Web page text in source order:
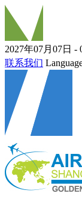
2027年07月07日 -
联系我们